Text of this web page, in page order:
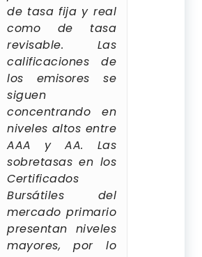
de tasa fija y real
como de tasa
revisable. Las
calificaciones de
los emisores se
siguen
concentrando en
niveles altos entre
AAA y AA. Las
sobretasas en los
Certificados
Bursátiles del
mercado primario
presentan niveles
mayores, por lo